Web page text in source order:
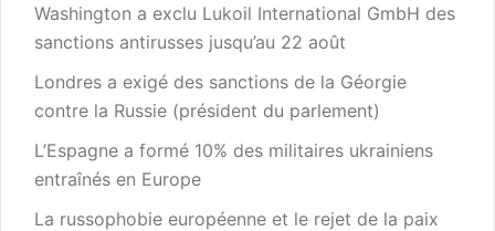
Washington a exclu Lukoil International GmbH des
sanctions antirusses jusqu’au 22 août
Londres a exigé des sanctions de la Géorgie
contre la Russie (président du parlement)
L’Espagne a formé 10% des militaires ukrainiens
entraînés en Europe
La russophobie européenne et le rejet de la paix